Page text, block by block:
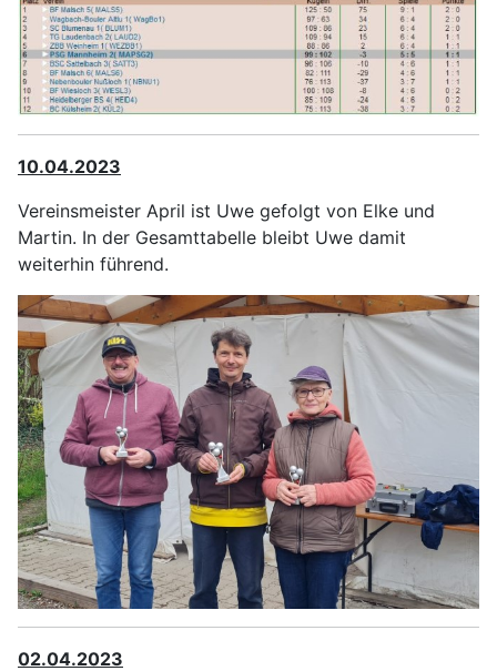
10.04.2023
Vereinsmeister April ist Uwe gefolgt von Elke und
Martin. In der Gesamttabelle bleibt Uwe damit
weiterhin führend.
02.04.2023